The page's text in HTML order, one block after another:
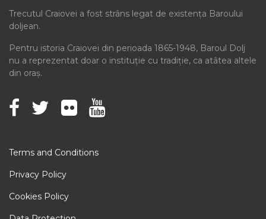
Trecutul Craiovei a fost strâns legat de existența Baroului
doljean.
Pentru istoria Craiovei din perioada 1865-1948, Baroul Dolj
nu a reprezentat doar o instituție cu tradiție, ca atâtea altele
din oraș.
Terms and Conditions
Privacy Policy
Cookies Policy